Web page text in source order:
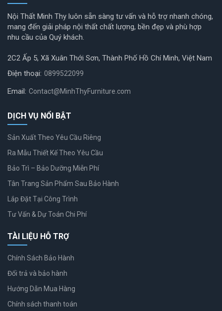
Nội Thất Minh Thy luôn sẵn sàng tư vấn và hỗ trợ nhanh chóng,
mang đến giải pháp nội thất chất lượng, bền đẹp và phù hợp
nhu cầu của Quý khách.
2C2 Ấp 5, Xã Xuân Thới Sơn, Thành Phố Hồ Chí Minh, Việt Nam
Điện thoại: 0899522099
Email: Contact@MinhThyFurniture.com
DỊCH VỤ NỔI BẬT
Sản Xuất Theo Yêu Cầu Riêng
Ra Mẫu Thiết Kế Theo Yêu Cầu
Bảo Trì – Bảo Dưỡng Miễn Phí
Tân Trang Sản Phẩm Sau Bảo Hành
Lắp Đặt Tại Công Trình
Tư Vấn & Dự Toán Chi Phí
TÀI LIỆU HỖ TRỢ
Chính Sách Bảo Hành
Đổi trả và bảo hành
Hướng Dẫn Mua Hàng
Chính sách thanh toán